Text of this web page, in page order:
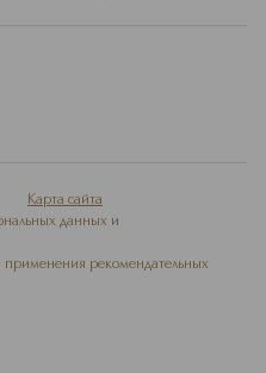
Карта сайта
данных и
применения рекомендательных